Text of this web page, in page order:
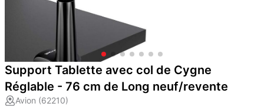
Support Tablette avec col de Cygne
Réglable - 76 cm de Long neuf/revente
Avion (62210)